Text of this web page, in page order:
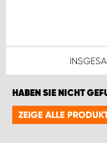
HABEN SIE NICHT
ZEIGE ALLE